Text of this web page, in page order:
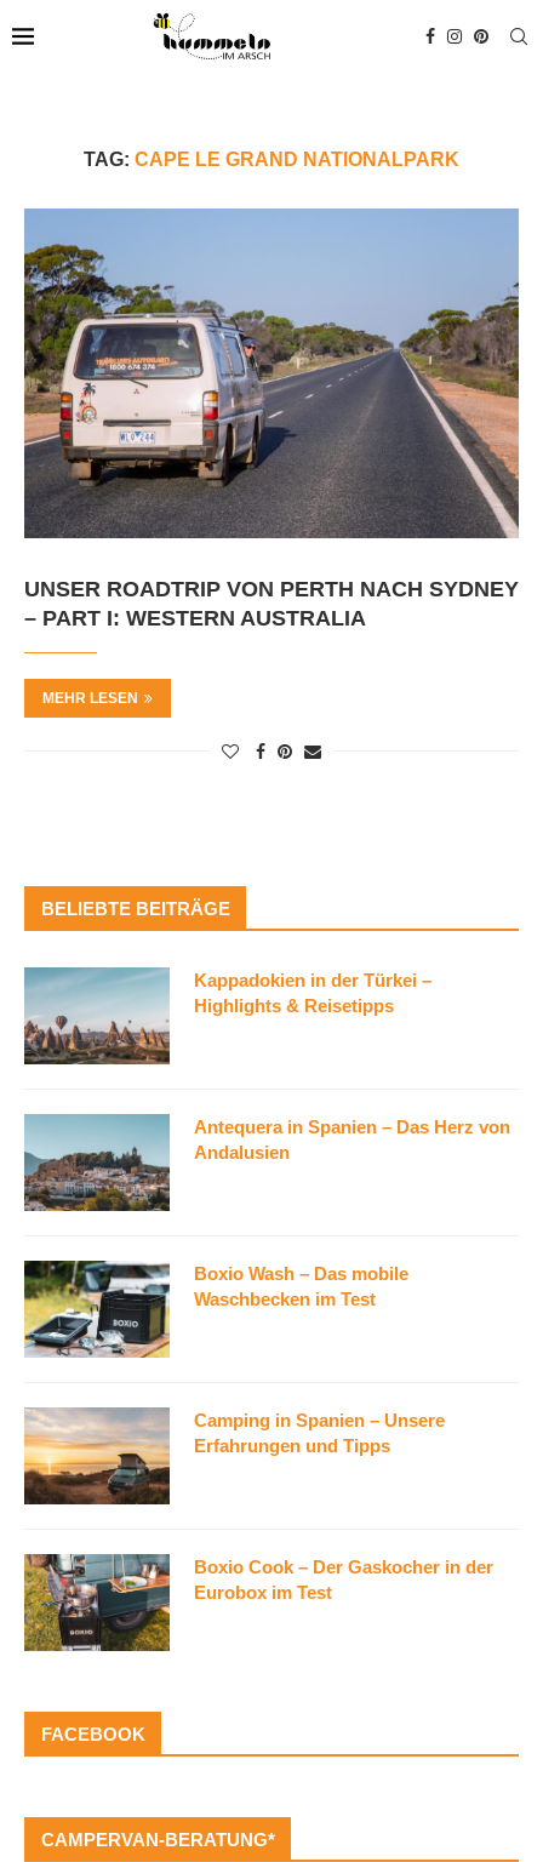
TAG: CAPE LE GRAND NATIONALPARK
UNSER ROADTRIP VON PERTH NACH SYDNEY
– PART I: WESTERN AUSTRALIA
MEHR LESEN
BELIEBTE BEITRÄGE
Kappadokien in der Türkei –
Highlights & Reisetipps
Antequera in Spanien – Das Herz von
Andalusien
Boxio Wash – Das mobile
Waschbecken im Test
Camping in Spanien – Unsere
Erfahrungen und Tipps
Boxio Cook – Der Gaskocher in der
Eurobox im Test
FACEBOOK
CAMPERVAN-BERATUNG*